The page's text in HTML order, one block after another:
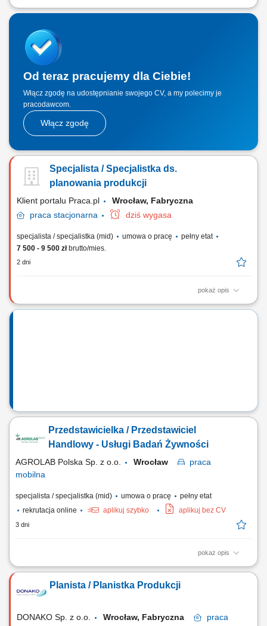
Opis stanowiska: Prowadzenie aktywnych działań handlowych w
Utrzymywanie relacji biznesowych z obecnymi klientami i pozyskiwanie
nowych potencjalnych partnerów biznesowych; Doradztwo,
przygotowywanie ofert handlowych i umów...
Od teraz pracujemy dla Ciebie!
Włącz zgodę na udostępnianie swojego CV, a my polecimy je
pracodawcom.
Włącz zgodę
Specjalista / Specjalistka ds.
planowania produkcji
Klient portalu Praca.pl
Wrocław, Fabryczna
praca stacjonarna dziś wygasa
specjalista / specjalistka (mid) umowa o pracę
pełny etat
7 500 - 9 500 złbrutto/mies.
2 dni
pokaż opis
opracowywanie planów produkcyjnych na podstawie planów sprzedaży
Przedstawicielka / Przedstawiciel
Handlowy - Usługi Badań Żywności
AGROLAB Polska Sp. z o.o. Wrocław
praca
mobilna
specjalista / specjalistka (mid) umowa o pracę
pełny etat
rekrutacja online
aplikuj szybko aplikuj bez CV
3 dni
pokaż opis
Zakres obowiązków: Aktywna sprzedaż usług badań żywności na
obecnymi klientami oraz pozyskiwanie nowych partnerów biznesowych;
Doradztwo w doborze usług, przygotowywanie ofert oraz umów
Planista / Planistka Produkcji
DONAKO Sp. z o.o. Wrocław, Fabryczna praca